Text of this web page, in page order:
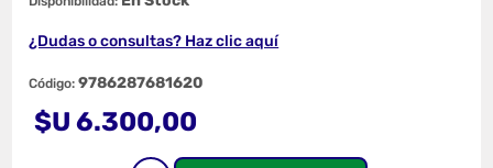
¿Dudas o consultas? Haz clic aquí
Código: 9786287681620
$U 6.300,00